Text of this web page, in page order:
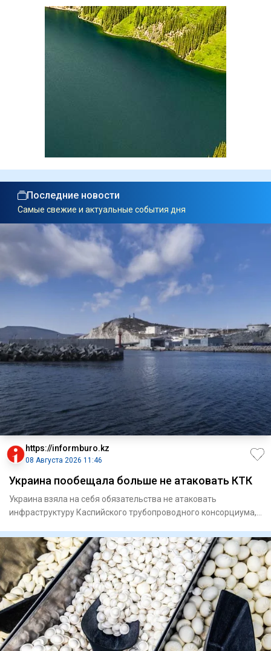
Последние новости
Самые свежие и актуальные события дня
https://informburo.kz
08 Августа 2026 11:46
Украина пообещала больше не атаковать КТК
Украина взяла на себя обязательства не атаковать
инфраструктуру Каспийского трубопроводного консорциума,